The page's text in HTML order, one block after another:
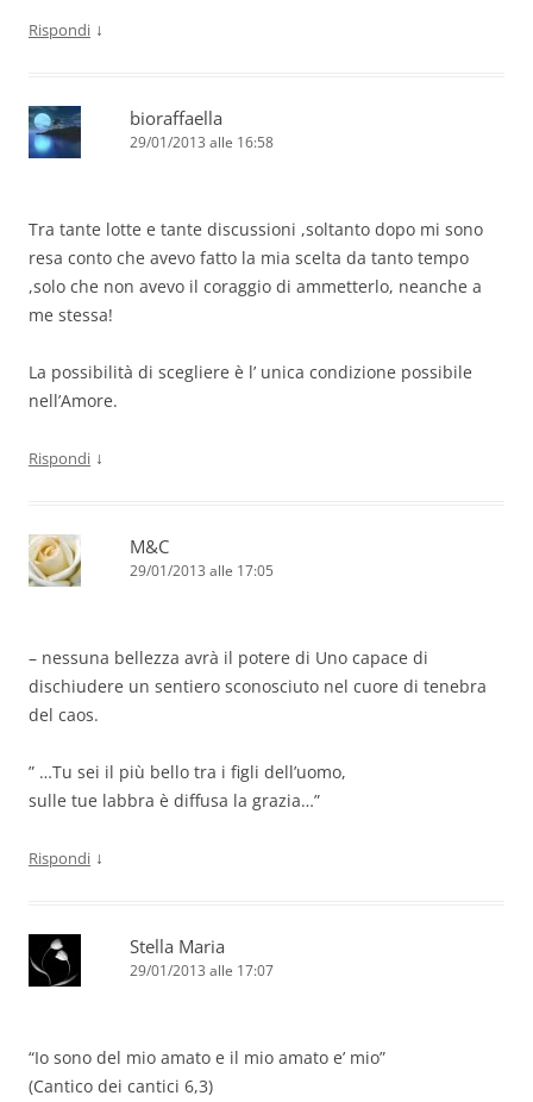
Rispondi ↓
bioraffaella
29/01/2013 alle 16:58
Tra tante lotte e tante discussioni ,soltanto dopo mi sono
resa conto che avevo fatto la mia scelta da tanto tempo
,solo che non avevo il coraggio di ammetterlo, neanche a
me stessa!
La possibilità di scegliere è l’ unica condizione possibile
nell’Amore.
Rispondi ↓
M&C
29/01/2013 alle 17:05
– nessuna bellezza avrà il potere di Uno capace di
dischiudere un sentiero sconosciuto nel cuore di tenebra
del caos.
” …Tu sei il più bello tra i figli dell’uomo,
sulle tue labbra è diffusa la grazia…”
Rispondi ↓
Stella Maria
29/01/2013 alle 17:07
“Io sono del mio amato e il mio amato e’ mio”
(Cantico dei cantici 6,3)